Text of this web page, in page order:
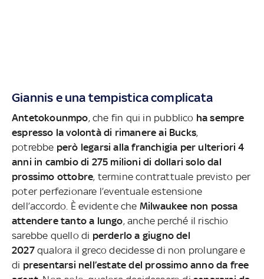
Giannis e una tempistica complicata
Antetokounmpo, che fin qui in pubblico ha sempre
espresso la volontà di rimanere ai Bucks,
potrebbe però legarsi alla franchigia per ulteriori 4
anni in cambio di 275 milioni di dollari solo dal
prossimo ottobre, termine contrattuale previsto per
poter perfezionare l’eventuale estensione
dell’accordo. È evidente che Milwaukee non possa
attendere tanto a lungo, anche perché il rischio
sarebbe quello di perderlo a giugno del
2027qualora il greco decidesse di non prolungare e
di presentarsi nell’estate del prossimo anno da free